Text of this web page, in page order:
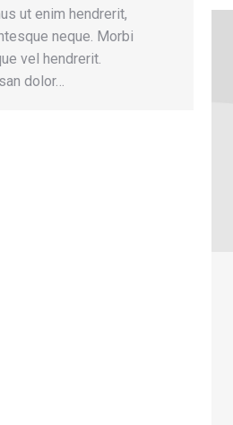
ut enim hendrerit,
neque. Morbi
vel hendrerit.
dolor…